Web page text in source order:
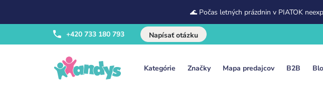
🌊 Počas letných prázdnin v PIATOK
+420 733 180 793 Napísať otázku
Kategórie Značky Mapa predajcov B2B